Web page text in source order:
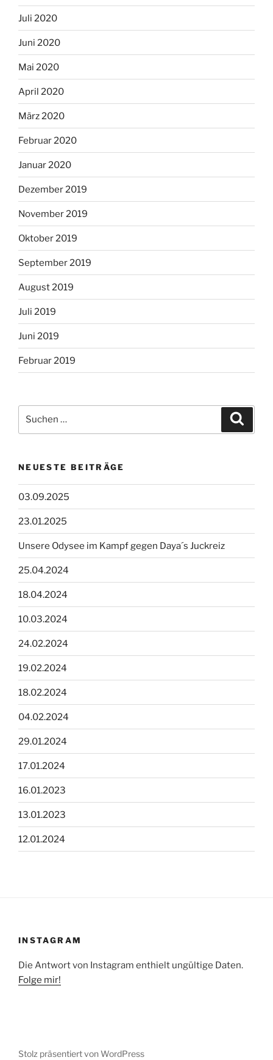
Juli 2020
Juni 2020
Mai 2020
April 2020
März 2020
Februar 2020
Januar 2020
Dezember 2019
November 2019
Oktober 2019
September 2019
August 2019
Juli 2019
Juni 2019
Februar 2019
nach:
NEUESTE BEITRÄGE
03.09.2025
23.01.2025
Unsere Odysee im Kampf gegen Daya´s Juckreiz
25.04.2024
18.04.2024
10.03.2024
24.02.2024
19.02.2024
18.02.2024
04.02.2024
29.01.2024
17.01.2024
16.01.2023
13.01.2023
12.01.2024
INSTAGRAM
Die Antwort von Instagram enthielt ungültige Daten.
Folge mir!
Stolz präsentiert von WordPress